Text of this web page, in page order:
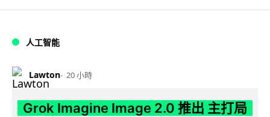
人工智能
Lawton 20 小時
Grok Imagine Image 2.0 推出 主打局